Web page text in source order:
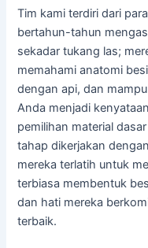
Tim kami terdiri dari
bertahun-tahun
sekadar tukang las;
memahami anatomi
dengan api, dan
Anda menjadi
pemilihan material
tahap dikerjakan
mereka terlatih untuk
terbiasa membentuk
dan hati mereka
terbaik.